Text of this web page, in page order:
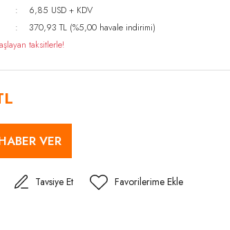
6,85 USD + KDV
370,93 TL (%5,00 havale indirimi)
taksitlerle!
VER
Tavsiye Et